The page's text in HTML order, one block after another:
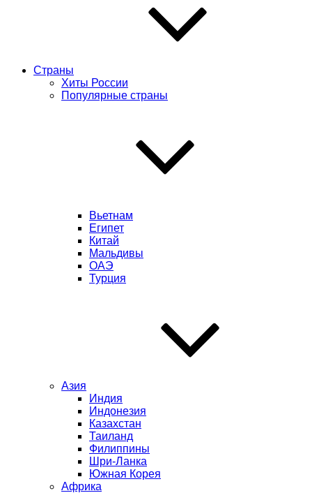
Страны
Хиты России
Популярные страны
Вьетнам
Египет
Китай
Мальдивы
ОАЭ
Турция
Азия
Индия
Индонезия
Казахстан
Таиланд
Филиппины
Шри-Ланка
Южная Корея
Африка